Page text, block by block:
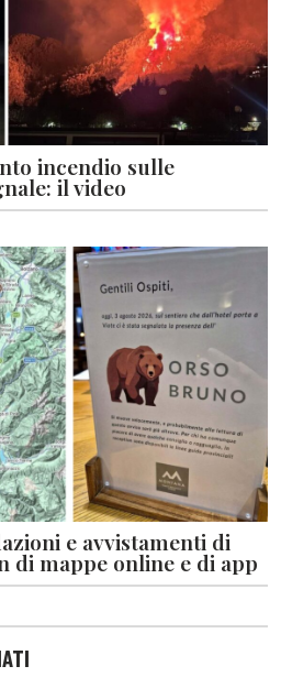
incendio sulle
il video
e avvistamenti di
di mappe online e di app